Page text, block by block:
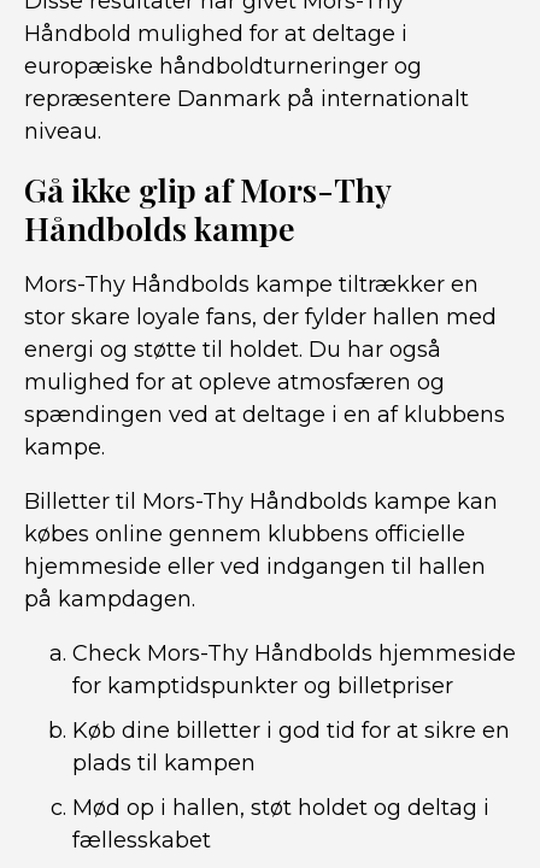
Håndbold mulighed for at deltage i
europæiske håndboldturneringer og
repræsentere Danmark på internationalt
niveau.
Gå ikke glip af Mors-Thy
Håndbolds kampe
Mors-Thy Håndbolds kampe tiltrækker en
stor skare loyale fans, der fylder hallen med
energi og støtte til holdet. Du har også
mulighed for at opleve atmosfæren og
spændingen ved at deltage i en af klubbens
kampe.
Billetter til Mors-Thy Håndbolds kampe kan
købes online gennem klubbens officielle
hjemmeside eller ved indgangen til hallen
på kampdagen.
Check Mors-Thy Håndbolds hjemmeside
for kamptidspunkter og billetpriser
Køb dine billetter i god tid for at sikre en
plads til kampen
Mød op i hallen, støt holdet og deltag i
fællesskabet